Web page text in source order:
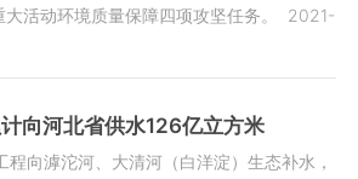
活动环境质量保障四项攻坚任务。
2021-
向河北省供水126亿立方米
向滹沱河、大清河（白洋淀）生态补水，